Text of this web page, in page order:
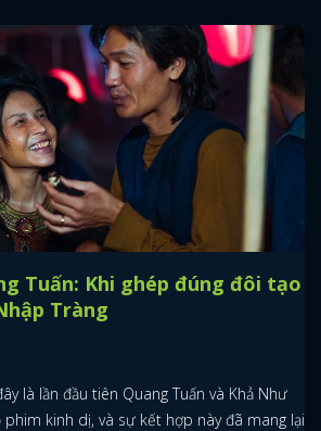
Tuấn: Khi ghép đúng đôi tạo
Tràng
là lần đầu tiên Quang Tuấn và Khả Như
kinh dị, và sự kết hợp này đã mang lại